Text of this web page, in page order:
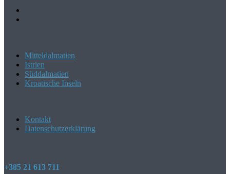
Mitteldalmatien
Istrien
Süddalmatien
Kroatische Inseln
Kontakt
Datenschutzerklärung
+385 21 613 711